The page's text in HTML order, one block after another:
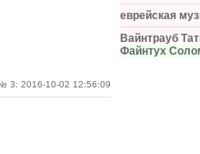
3: 2016-10-02 12:56:09
еврейская
Вайнтрауб
Файнтух